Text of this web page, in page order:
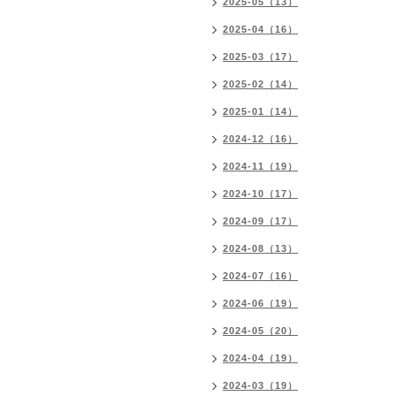
2025-04（16）
2025-03（17）
2025-02（14）
2025-01（14）
2024-12（16）
2024-11（19）
2024-10（17）
2024-09（17）
2024-08（13）
2024-07（16）
2024-06（19）
2024-05（20）
2024-04（19）
2024-03（19）